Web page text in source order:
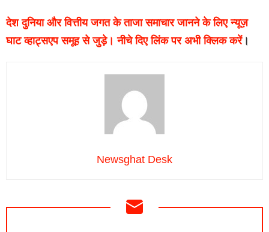
देश दुनिया और वित्तीय जगत के ताजा समाचार जानने के लिए न्यूज़
घाट व्हाट्सएप समूह से जुड़े। नीचे दिए लिंक पर अभी क्लिक करें।
Newsghat Desk